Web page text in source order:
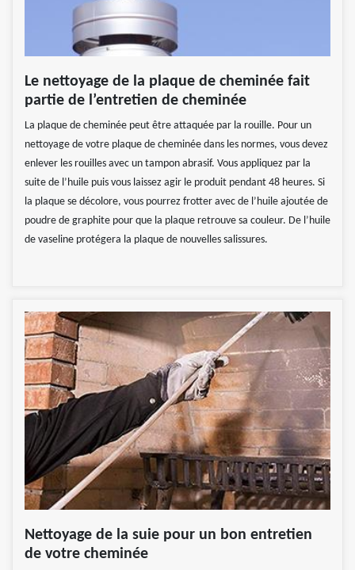
Le nettoyage de la plaque de cheminée fait
partie de l’entretien de cheminée
La plaque de cheminée peut être attaquée par la rouille. Pour un
nettoyage de votre plaque de cheminée dans les normes, vous devez
enlever les rouilles avec un tampon abrasif. Vous appliquez par la
suite de l’huile puis vous laissez agir le produit pendant 48 heures. Si
la plaque se décolore, vous pourrez frotter avec de l’huile ajoutée de
poudre de graphite pour que la plaque retrouve sa couleur. De l’huile
de vaseline protégera la plaque de nouvelles salissures.
Nettoyage de la suie pour un bon entretien
de votre cheminée